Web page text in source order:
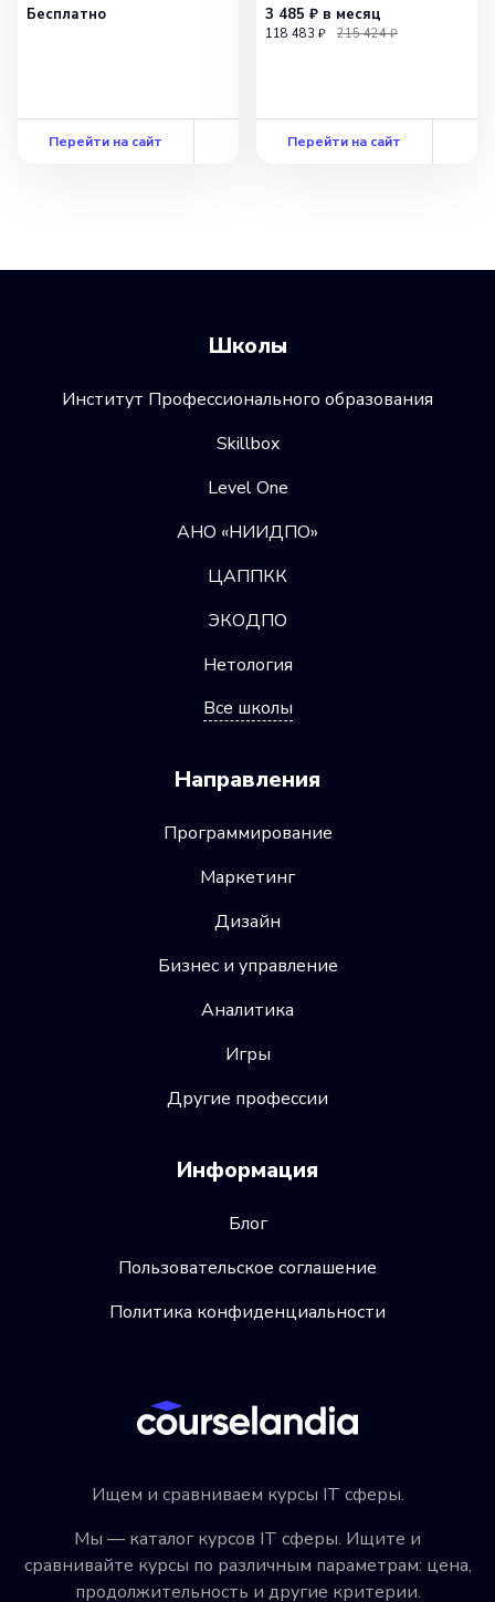
Бесплатно
Перейти на сайт
3 485 ₽ в месяц
118 483 ₽ 215 424 ₽
Перейти на сайт
Ищем и сравниваем курсы IT сферы.
Мы — каталог курсов IT сферы. Ищите и
сравнивайте курсы по различным параметрам: цена,
продолжительность и другие критерии.
Школы
Институт Профессионального образования
Skillbox
Level One
АНО «НИИДПО»
ЦАППКК
ЭКОДПО
Нетология
Все школы
Направления
Программирование
Маркетинг
Дизайн
Бизнес и управление
Аналитика
Игры
Другие профессии
Информация
Блог
Пользовательское соглашение
Политика конфиденциальности